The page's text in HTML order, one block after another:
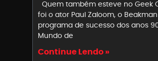
Quem também esteve no Geek
foi o ator Paul Zaloom, o
programa de sucesso dos anos
Mundo de
Continue Lendo »